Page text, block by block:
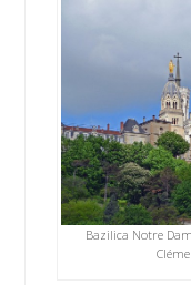
o
Bazilica Notre